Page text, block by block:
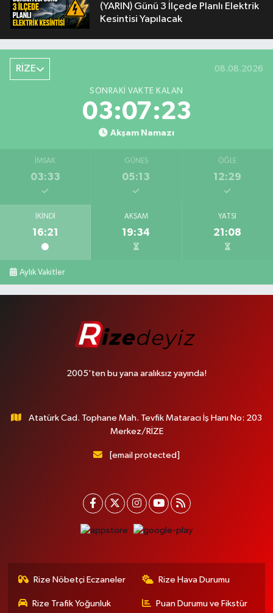
(YARIN) Günü 3 İlçede Planlı Elektrik
Kesintisi Yapılacak
RİZE 08.08.2026
SONRAKI VAKTE KALAN
03:07:22
Akşam Namazı
İMSAK
03:33
GÜNEŞ
05:13
ÖĞLE
12:29
İKINDI
16:21
AKŞAM
19:34
YATSI
21:08
Aylık Vakitler
2005'ten bu yana aralıksız yayında!
Atatürk Cad. Tophane Mah. Tevfik Mataracı İş Hanı No: 203
Merkez/RİZE
[email protected]
Rize Nöbetçi Eczaneler Rize Hava Durumu
Rize Trafik Yoğunluk
Puan Durumu ve Fikstür